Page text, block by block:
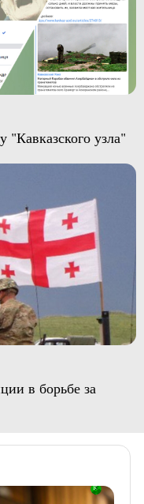
"Кавказского узла"
в борьбе за